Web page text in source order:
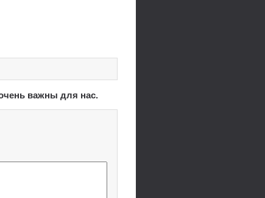
важны для нас.